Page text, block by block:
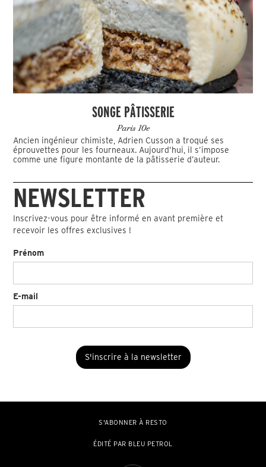
SONGE PÂTISSERIE
Paris 10e
Ancien ingénieur chimiste, Adrien Cusson a troqué ses
éprouvettes pour les fourneaux. Aujourd’hui, il s’impose
comme une figure montante de la pâtisserie d’auteur.
NEWSLETTER
Inscrivez-vous pour être informé en avant première et
recevoir les offres exclusives !
Prénom
E-mail
S'ABONNER À RESTO
ÉDITÉ PAR BLEU PETROL